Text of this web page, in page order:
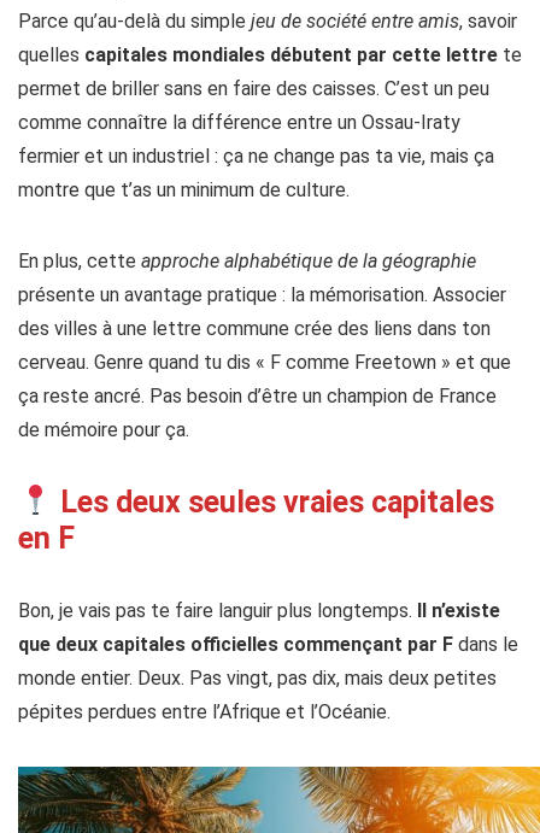
Parce qu’au-delà du simple jeu de société entre amis, savoir
quelles capitales mondiales débutent par cette lettre te
permet de briller sans en faire des caisses. C’est un peu
comme connaître la différence entre un Ossau-Iraty
fermier et un industriel : ça ne change pas ta vie, mais ça
montre que t’as un minimum de culture.
En plus, cette approche alphabétique de la géographie
présente un avantage pratique : la mémorisation. Associer
des villes à une lettre commune crée des liens dans ton
cerveau. Genre quand tu dis « F comme Freetown » et que
ça reste ancré. Pas besoin d’être un champion de France
de mémoire pour ça.
Les deux seules vraies capitales
en F
Bon, je vais pas te faire languir plus longtemps. Il n’existe
que deux capitales officielles commençant par F dans le
monde entier. Deux. Pas vingt, pas dix, mais deux petites
pépites perdues entre l’Afrique et l’Océanie.